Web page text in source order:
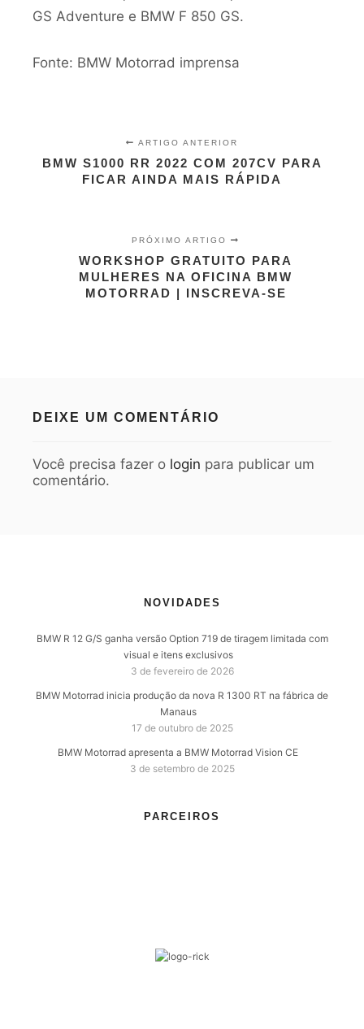
GS Adventure e BMW F 850 GS.
Fonte: BMW Motorrad imprensa
ARTIGO ANTERIOR
BMW S1000 RR 2022 COM 207CV PARA
FICAR AINDA MAIS RÁPIDA
PRÓXIMO ARTIGO
WORKSHOP GRATUITO PARA
MULHERES NA OFICINA BMW
MOTORRAD | INSCREVA-SE
DEIXE UM COMENTÁRIO
Você precisa fazer o login para publicar um
comentário.
NOVIDADES
BMW R 12 G/S ganha versão Option 719 de tiragem limitada com
visual e itens exclusivos
3 de fevereiro de 2026
BMW Motorrad inicia produção da nova R 1300 RT na fábrica de
Manaus
17 de outubro de 2025
BMW Motorrad apresenta a BMW Motorrad Vision CE
3 de setembro de 2025
PARCEIROS